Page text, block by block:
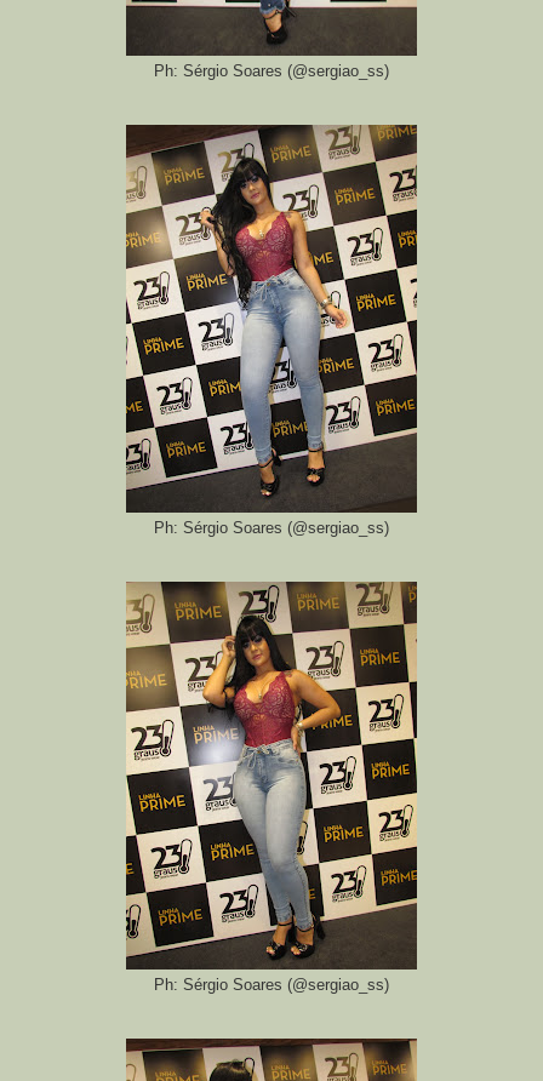
Ph: Sérgio Soares (@sergiao_ss)
Ph: Sérgio Soares (@sergiao_ss)
Ph: Sérgio Soares (@sergiao_ss)